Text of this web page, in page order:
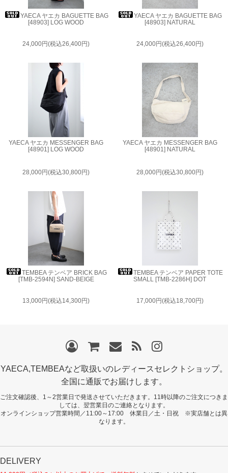
YAECA ヤエカ BAGUETTE BAG
[48903] LOG WOOD
24,000円(税込26,400円)
YAECA ヤエカ BAGUETTE BAG
[48903] NATURAL
24,000円(税込26,400円)
YAECA ヤエカ MESSENGER BAG
[48901] LOG WOOD
28,000円(税込30,800円)
YAECA ヤエカ MESSENGER BAG
[48901] NATURAL
28,000円(税込30,800円)
TEMBEA テンベア BRICK BAG
[TMB-2594N] SAND-BEIGE
13,000円(税込14,300円)
TEMBEA テンベア PAPER TOTE
SMALL [TMB-2286H] DOT
17,000円(税込18,700円)
YAECA,TEMBEAなど取扱いのレディースセレクトショップ。
全国に通販でお届けします。
ご注文確認後、1～2営業日で発送させていただきます。11時以降のご注文につきま
しては、翌営業日のご連絡となります。
オンラインショップ営業時間／11:00～17:00 休業日／土・日祝 ※実店舗とは異
なります。
DELIVERY